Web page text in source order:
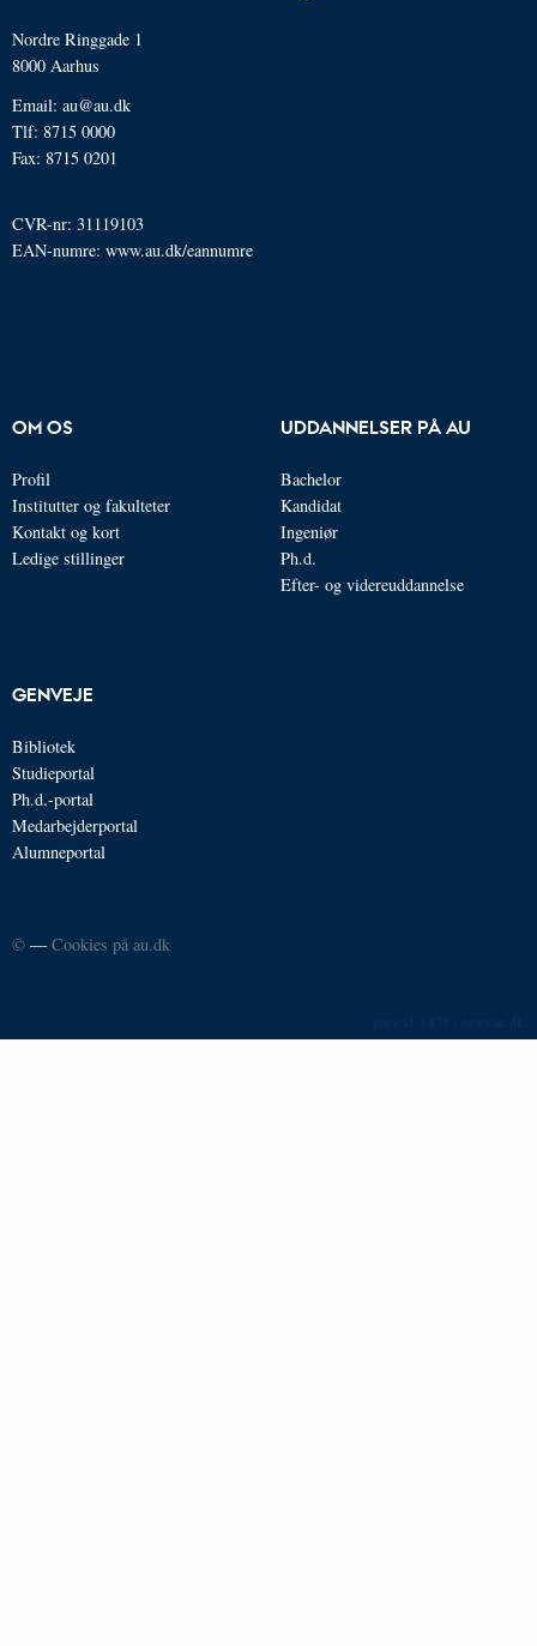
Nordre Ringgade 1
8000 Aarhus
Email: au@au.dk
Tlf: 8715 0000
Fax: 8715 0201
CVR-nr: 31119103
EAN-numre: www.au.dk/eannumre
OM OS
Profil
Institutter og fakulteter
Kontakt og kort
Ledige stillinger
UDDANNELSER PÅ AU
Bachelor
Kandidat
Ingeniør
Ph.d.
Efter- og videreuddannelse
GENVEJE
Bibliotek
Studieportal
Ph.d.-portal
Medarbejderportal
Alumneportal
© —Cookies på au.dk